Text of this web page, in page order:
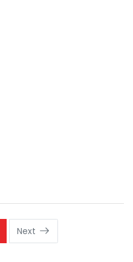
Next